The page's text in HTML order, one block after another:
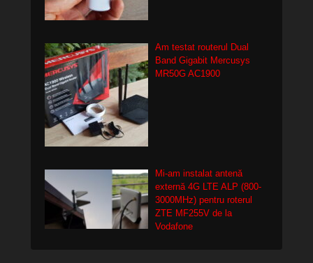
Am testat routerul Dual
Band Gigabit Mercusys
MR50G AC1900
Mi-am instalat antenă
externă 4G LTE ALP (800-
3000MHz) pentru roterul
ZTE MF255V de la
Vodafone